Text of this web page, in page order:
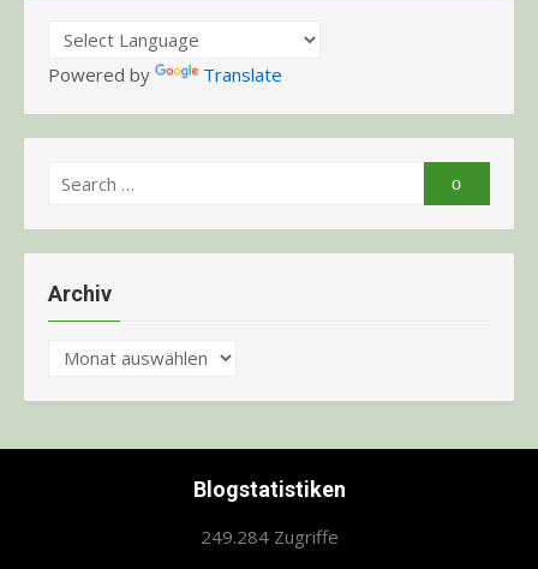
Powered by Translate
Search
Search
Archiv
Archiv
Blogstatistiken
249.284 Zugriffe